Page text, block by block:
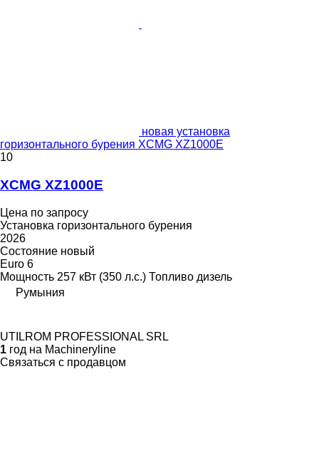
новая установка
горизонтального бурения XCMG XZ1000E
10
XCMG XZ1000E
Цена по запросу
Установка горизонтального бурения
2026
Состояние новый
Euro 6
Мощность 257 кВт (350 л.с.) Топливо дизель
Румыния
UTILROM PROFESSIONAL SRL
1 год на Machineryline
Связаться с продавцом